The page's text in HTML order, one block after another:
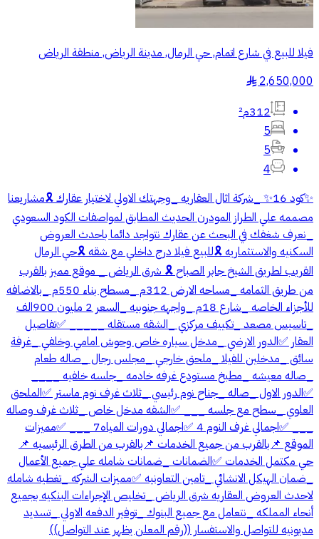
فيلا للبيع في شارع اتمام, حي الرمال, مدينة الرياض, منطقة الرياض
2,650,000
§
312م²
5
5
4
✨كود 16✨ _شركة اثال العقاريه _وجهتك الاولي لاختيار عقارك 🎗️مشاريعنا
مصممه علي الطراز المودرن الحديث المطابق لمواصفات الكود السعودي
_نعرف شغفك في البحث عن عقارك نتواجد دائما باحدث العروض
السكنيه والاستثماريه 🎗️للبيع فيلا درج داخلي مع شقه 🎗️حي الرمال
القريب لطريق الشيخ جابر الصباح 🎗️ شرق الرياض _ موقع مميز بالقرب
من طريق الثمامه _مساحه الارض 312م _مسطح بناء 550م _بالاضافه
للأجزاء الخاصه _شارع 18م _واجهه جنوبيه _السعر 2 مليون 900الف
_تاسيس مصعد _تكييف مركزي _الشقه مستقله _____ ✅تفاصيل
العقار ✅الدور الارضي _مدخل سياره خاص وحوش امامي وخلفي _غرفة
سائق _مدخلين للفيلا _ملحق خارجي _مجلس رجال _صاله طعام
_صاله معيشه _مطبخ مستودع غرفه خادمه _جلسه خلفيه ____
✅الدور الاول _صاله _جناح نوم رئيسي _ثلاث غرف نوم ماستر ✅الملحق
العلوي _سطح مع جلسه ___ ✅الشقه مدخل خاص _ثلاث غرف وصاله
___ ✅اجمالي غرف النوم 4 ✅اجمالي دورات المياه7 ___ ✅مميزات
الموقع 📌بالقرب من جميع الخدمات 📌بالقرب من الطرق الرئيسيه 📌
حي مكتمل الخدمات ✅الضمانات _ضمانات شامله علي جميع الأعمال
_ضمان الهيكل الانشائي _تامين التعاونيه ✅مميزات الشركه _تغطيه شامله
لاحدث العروض العقاريه شرق الرياض _تخليص الإجراءات البنكيه بجميع
أنحاء المملكه _نتعامل مع جميع البنوك _توفير الدفعه الاولي _تسديد
مديونيه للتواصل والاستفسار ((رقم المعلن يظهر عند التواصل))